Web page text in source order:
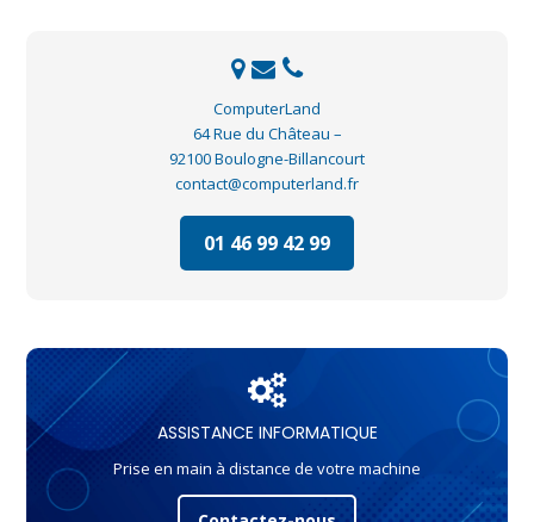
ComputerLand
64 Rue du Château –
92100 Boulogne-Billancourt
contact@computerland.fr
01 46 99 42 99
ASSISTANCE INFORMATIQUE
Prise en main à distance de votre machine